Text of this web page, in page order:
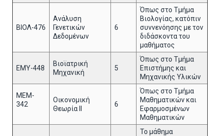
ΒΙΟΛ-476
Ανάλυση
Γενετικών
Δεδομένων
6
Όπως στο Τμήμα
Βιολογίας, κατόπιν
συννενόησης με τον
διδάσκοντα του
μαθήματος
ΕΜΥ-448
Βιοϊατρική
Μηχανική
5
Όπως στο Τμήμα
Επιστήμης και
Μηχανικής Υλικών
MEM-
342
Οικονομική
Θεωρία ΙΙ
6
Όπως στο Τμήμα
Μαθηματικών και
Εφαρμοσμένων
Μαθηματικών
Το μάθημα